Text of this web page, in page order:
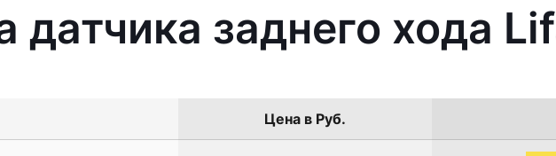
датчика заднего хода
Цена в Руб.